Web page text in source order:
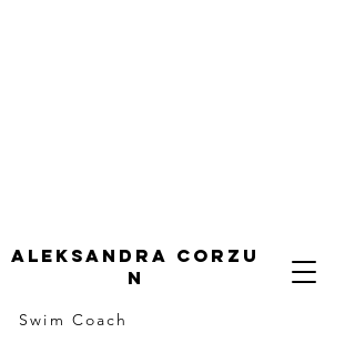
ALeksandra corzu
n
Swim Coach